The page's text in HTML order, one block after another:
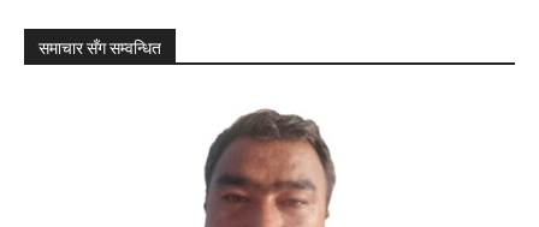
समाचार सँग सम्वन्धित